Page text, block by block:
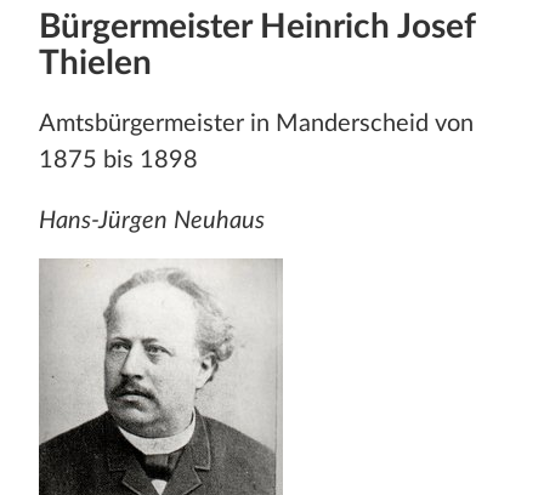
Bürgermeister Heinrich Josef
Thielen
Amtsbürgermeister in Manderscheid von
1875 bis 1898
Hans-Jürgen Neuhaus